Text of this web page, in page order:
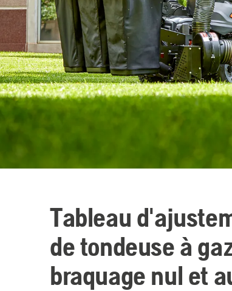
Tableau
de tondeuse à
braquage nul et